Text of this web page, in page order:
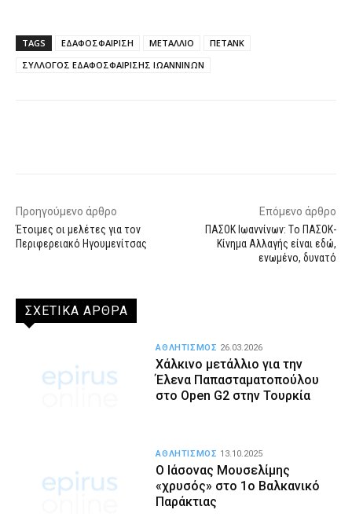
TAGS ΕΔΑΦΟΣΦΑΙΡΙΣΗ ΜΕΤΑΛΛΙΟ
ΠΕΤΑΝΚ
ΣΥΛΛΟΓΟΣ ΕΔΑΦΟΣΦΑΙΡΙΣΗΣ ΙΩΑΝΝΙΝΩΝ
Προηγούμενο άρθρο
Έτοιμες οι μελέτες για τον
Περιφερειακό Ηγουμενίτσας
Επόμενο άρθρο
ΠΑΣΟΚ Ιωαννίνων: Τo ΠΑΣΟΚ-
Κίνημα Αλλαγής είναι εδώ,
ενωμένο, δυνατό
ΣΧΕΤΙΚΑ ΑΡΘΡΑ
Χάλκινο μετάλλιο για την
Έλενα Παπασταματοπούλου
στο Open G2 στην Τουρκία
ΑΘΛΗΤΙΣΜΟΣ 26.03.2026
Ο Ιάσονας Μουσελίμης
«χρυσός» στο 1ο Βαλκανικό
Παράκτιας
ΑΘΛΗΤΙΣΜΟΣ 13.10.2025